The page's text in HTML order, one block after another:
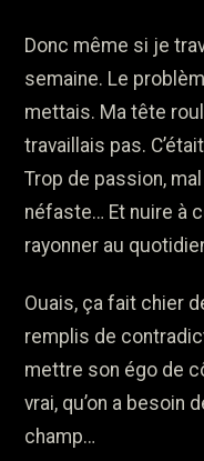
Donc même si je
semaine. Le
mettais. Ma tête
travaillais pas.
Trop de passion,
néfaste… Et nuire à
rayonner au
Ouais, ça fait chier
remplis de
mettre son égo de
vrai, qu’on a besoin
champ…